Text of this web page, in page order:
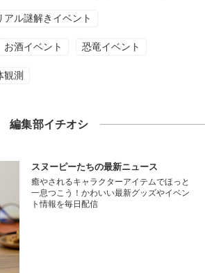
アル謎解きイベント
お酒イベント 恐竜イベント
観測
編集部イチオシ
スヌーピーたちの最新ニュース
癒やされるキャラクターアイテムでほっと
一息つこう！かわいい最新グッズやイベン
ト情報を毎日配信